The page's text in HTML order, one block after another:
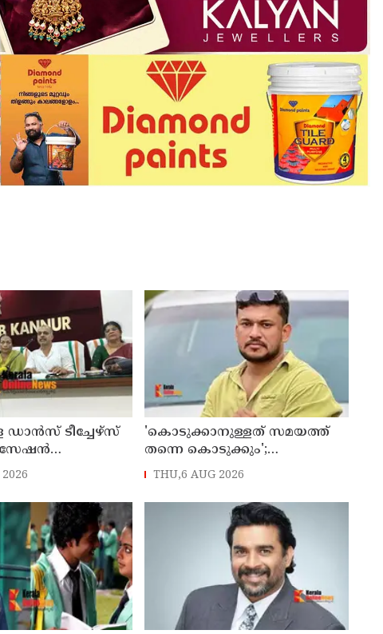
ടീച്ചേഴ്സ്
2026 എട്ടിന്
'കൊടുക്കാനുള്ളത് സമയത്ത്
തന്നെ കൊടുക്കും';
പൊലീസിനെതിരെ ഭീഷണി;
കേസെടുത്തു
THU,6 AUG 2026